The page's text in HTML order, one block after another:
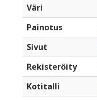
Väri
Painotus
Sivut
Rekisteröity
Kotitalli